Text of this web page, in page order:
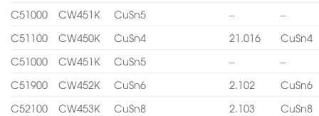
C51000
CW451K CuSn5 –
–
C51100
CW450K CuSn4 21.016
CuSn4
C51000
CW451K CuSn5 –
–
C51900
CW452K CuSn6 2.102
CuSn6
C52100
CW453K CuSn8 2.103 CuSn8